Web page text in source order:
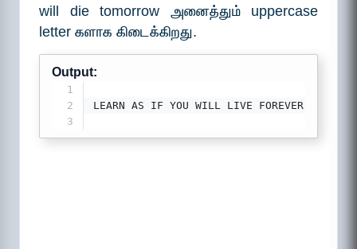
will die tomorrow அனைத்தும் uppercase
letter களாக கிடைக்கிறது.
Output:
1
2
LEARN AS IF YOU WILL LIVE FOREVER, LIVE
3